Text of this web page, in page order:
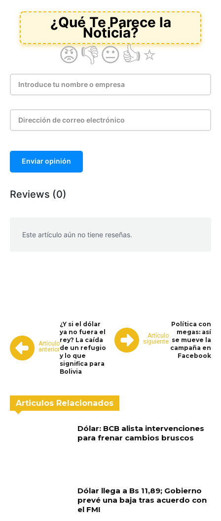
Enviar opinión
Reviews (0)
Este artículo aún no tiene reseñas.
Artículo
anterior
¿Y si el dólar
ya no fuera el
rey? La caída
de un refugio
y lo que
significa para
Bolivia
Artículo
siguiente
Política con
megas: así
se mueve la
campaña en
Facebook
Articulos Relacionados
Dólar: BCB alista intervenciones
para frenar cambios bruscos
Dólar llega a Bs 11,89; Gobierno
prevé una baja tras acuerdo con
el FMI